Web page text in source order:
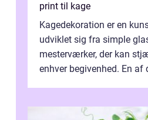
print til kage
Kagedekoration er en
udviklet sig fra simple
mesterværker, der kan
enhver begivenhed. En af